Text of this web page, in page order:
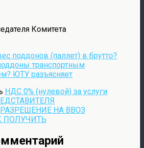
Комитета
поддонов (паллет) в брутто?
транспортным
ЮТУ разъясняет
НДС 0% (нулевой) за услуги
РАЗРЕШЕНИЕ НА ВВОЗ
ПОЛУЧИТЬ